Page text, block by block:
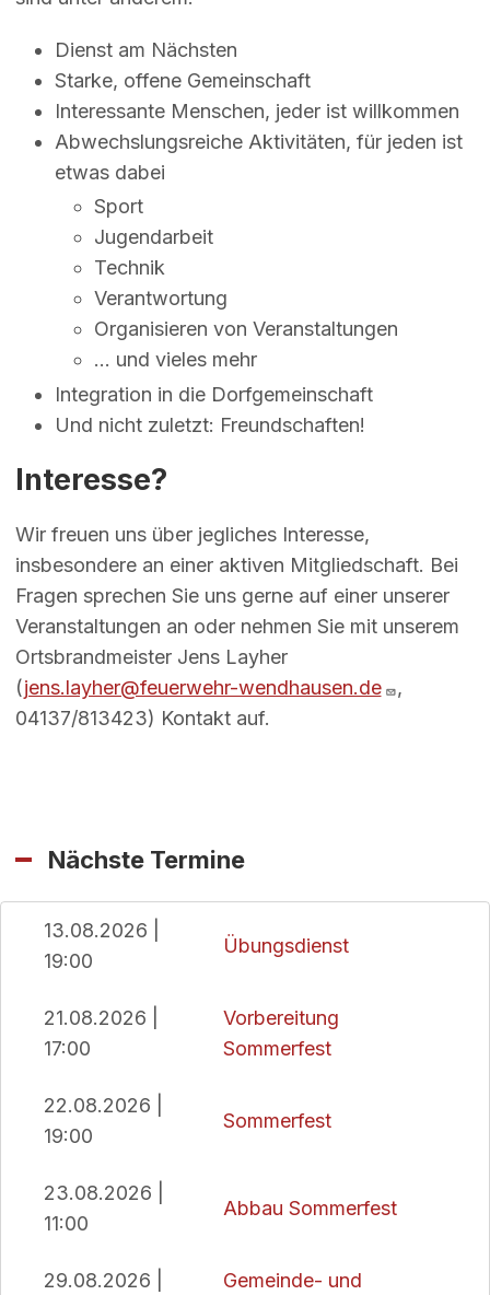
Dienst am Nächsten
Starke, offene Gemeinschaft
Interessante Menschen, jeder ist willkommen
Abwechslungsreiche Aktivitäten, für jeden ist
etwas dabei
Sport
Jugendarbeit
Technik
Verantwortung
Organisieren von Veranstaltungen
... und vieles mehr
Integration in die Dorfgemeinschaft
Und nicht zuletzt: Freundschaften!
Interesse?
Wir freuen uns über jegliches Interesse,
insbesondere an einer aktiven Mitgliedschaft. Bei
Fragen sprechen Sie uns gerne auf einer unserer
Veranstaltungen an oder nehmen Sie mit unserem
Ortsbrandmeister Jens Layher
(jens.layher@feuerwehr-wendhausen.de
,
04137/813423) Kontakt auf.
Nächste Termine
13.08.2026 |
19:00
Übungsdienst
21.08.2026 |
17:00
Vorbereitung
Sommerfest
22.08.2026 |
19:00
Sommerfest
23.08.2026 |
11:00
Abbau Sommerfest
29.08.2026 | Gemeinde- und